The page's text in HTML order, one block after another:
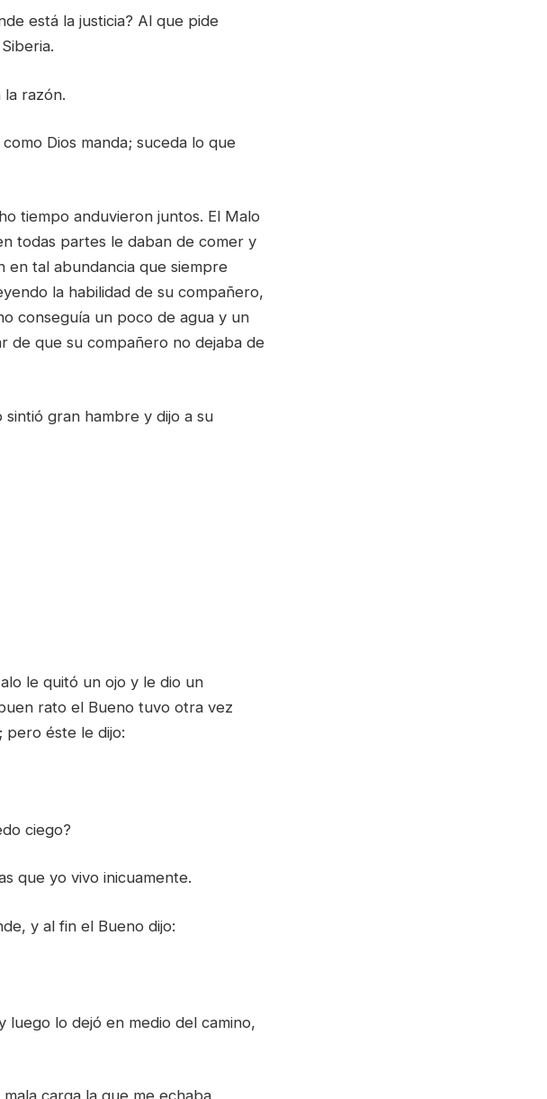
está la justicia? Al que pide
razón.
Dios manda; suceda lo que
tiempo anduvieron juntos. El Malo
todas partes le daban de comer y
tal abundancia que siempre
la habilidad de su compañero,
conseguía un poco de agua y un
de que su compañero no dejaba de
gran hambre y dijo a su
le quitó un ojo y le dio un
rato el Bueno tuvo otra vez
pero éste le dijo:
ciego?
que yo vivo inicuamente.
y al fin el Bueno dijo:
lo dejó en medio del camino,